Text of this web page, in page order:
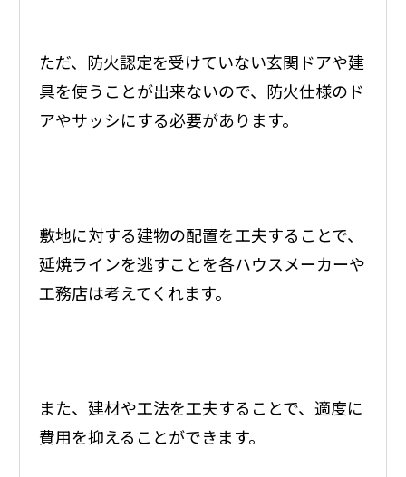
ただ、防火認定を受けていない玄関ドアや建
具を使うことが出来ないので、防火仕様のド
アやサッシにする必要があります。
敷地に対する建物の配置を工夫することで、
延焼ラインを逃すことを各ハウスメーカーや
工務店は考えてくれます。
また、建材や工法を工夫することで、適度に
費用を抑えることができます。